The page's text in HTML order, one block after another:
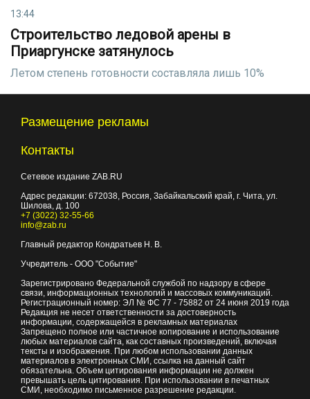
13:44
Строительство ледовой арены в
Приаргунске затянулось
Летом степень готовности составляла лишь 10%
Размещение рекламы
Контакты
Сетевое издание ZAB.RU
Адрес редакции: 672038, Россия, Забайкальский край, г. Чита, ул.
Шилова, д. 100
+7 (3022) 32-55-66
info@zab.ru
Главный редактор Кондратьев Н. В.
Учредитель - ООО "Событие"
Зарегистрировано Федеральной службой по надзору в сфере
связи, информационных технологий и массовых коммуникаций.
Регистрационный номер: ЭЛ № ФС 77 - 75882 от 24 июня 2019 года
Редакция не несет ответственности за достоверность
информации, содержащейся в рекламных материалах
Запрещено полное или частичное копирование и использование
любых материалов сайта, как составных произведений, включая
тексты и изображения. При любом использовании данных
материалов в электронных СМИ, ссылка на данный сайт
обязательна. Объем цитирования информации не должен
превышать цель цитирования. При использовании в печатных
СМИ, необходимо письменное разрешение редакции.